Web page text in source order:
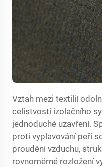
Vztah mezi textilií
celistvostí izolačního
jednoduché uzavření.
proti vyplavování peří
proudění vzduchu,
rovnoměrné rozložení